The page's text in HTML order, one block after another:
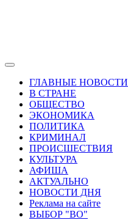
ГЛАВНЫЕ НОВОСТИ
В СТРАНЕ
ОБЩЕСТВО
ЭКОНОМИКА
ПОЛИТИКА
КРИМИНАЛ
ПРОИСШЕСТВИЯ
КУЛЬТУРА
АФИША
АКТУАЛЬНО
НОВОСТИ ДНЯ
Реклама на сайте
ВЫБОР "ВО"